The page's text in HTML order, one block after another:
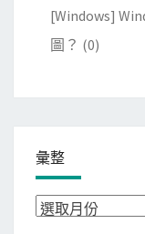
[Windows]
圖？ (0)
彙整
彙